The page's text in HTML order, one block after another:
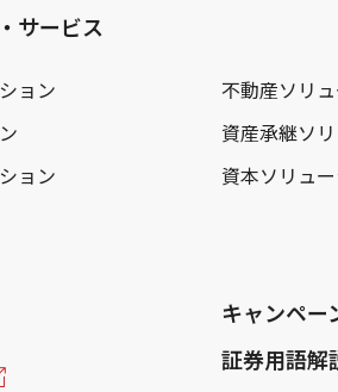
サービス
ョン 不動産ソリ
資産承継ソ
ョン
資本ソリュ
キャンペー
証券用語解